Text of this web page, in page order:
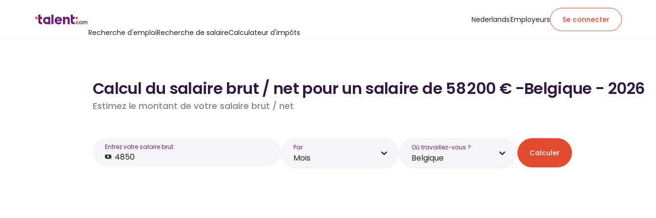
Recherche d'emploiRecherche de salaireCalculateur d'impôts
NederlandsEmployeurs Se connecter
Calcul du salaire brut / net pour un salaire de 58 200 € -Belgique - 2026
Estimez le montant de votre salaire brut / net
Entrez votre salaire brut Par
Mois
Où travaillez-vous ?
Belgique Calculer